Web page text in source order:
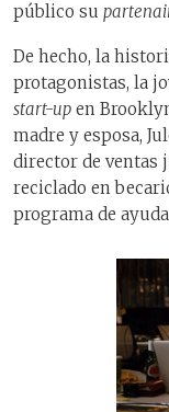
público su
De hecho, la
protagonistas, la
start-up en
madre y esposa,
director de ventas
reciclado en
programa de